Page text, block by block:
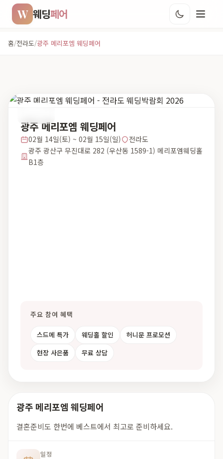
W 웨딩페어
홈/전라도/광주 메리포엠 웨딩페어
광주 메리포엠 웨딩페어
02월 14일(토) ~ 02월 15일(일)
전라도
광주 광산구 무진대로 282 (우산동 1589-1) 메리포엠웨딩홀
B1층
주요 참여 혜택
스드메 특가 웨딩홀 할인
허니문 프로모션
현장 사은품
무료 상담
광주 메리포엠 웨딩페어
결혼준비도 한번에 베스트에서 최고로 준비하세요.
일정